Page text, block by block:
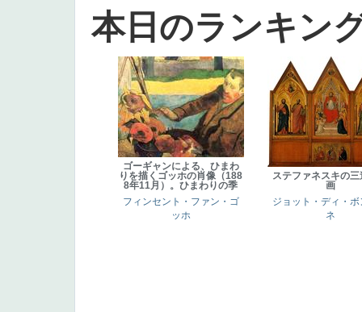
本日のランキン
ゴーギャンによる、ひまわ
りを描くゴッホの肖像（188
8年11月）。ひまわりの季
フィンセント・ファン・ゴ
ッホ
ステファネスキの三
画
ジョット・ディ・ボ
ネ